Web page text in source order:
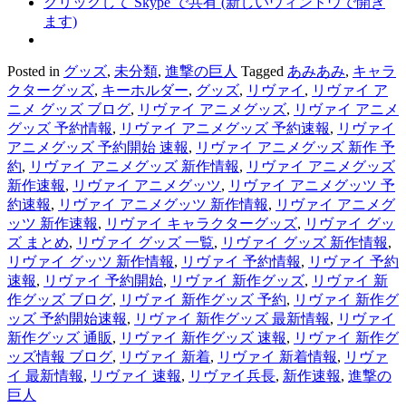
ます)
Posted in グッズ, 未分類, 進撃の巨人 Tagged あみあみ, キャラ
クターグッズ, キーホルダー, グッズ, リヴァイ , リヴァイ ア
ニメ グッズ ブログ, リヴァイ アニメグッズ, リヴァイ アニメ
グッズ 予約情報, リヴァイ アニメグッズ 予約速報, リヴァイ
アニメグッズ 予約開始 速報, リヴァイ アニメグッズ 新作 予
約, リヴァイ アニメグッズ 新作情報, リヴァイ アニメグッズ
新作速報, リヴァイ アニメグッツ, リヴァイ アニメグッツ 予
約速報, リヴァイ アニメグッツ 新作情報, リヴァイ アニメグ
ッツ 新作速報, リヴァイ キャラクターグッズ, リヴァイ グッ
ズ まとめ, リヴァイ グッズ 一覧, リヴァイ グッズ 新作情報,
リヴァイ グッツ 新作情報, リヴァイ 予約情報, リヴァイ 予約
速報, リヴァイ 予約開始, リヴァイ 新作グッズ, リヴァイ 新
作グッズ ブログ, リヴァイ 新作グッズ 予約, リヴァイ 新作グ
ッズ 予約開始速報, リヴァイ 新作グッズ 最新情報, リヴァイ
新作グッズ 通販, リヴァイ 新作グッズ 速報, リヴァイ 新作グ
ッズ情報 ブログ, リヴァイ 新着, リヴァイ 新着情報, リヴァ
イ 最新情報, リヴァイ 速報, リヴァイ兵長, 新作速報, 進撃の
巨人